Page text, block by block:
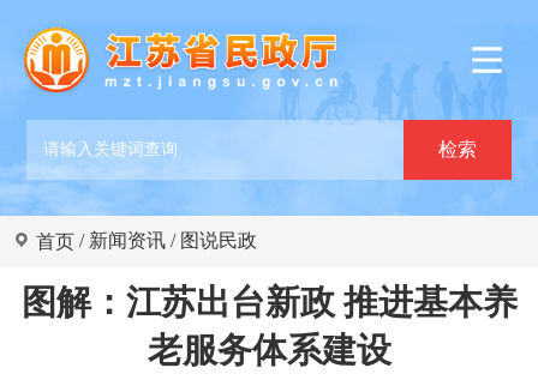
首页 / 新闻资讯 / 图说民政
图解：江苏出台新政 推进基本养
老服务体系建设